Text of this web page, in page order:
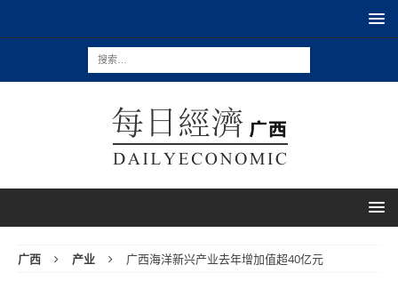
广西 产业 广西海洋新兴产业去年增加值超40亿元